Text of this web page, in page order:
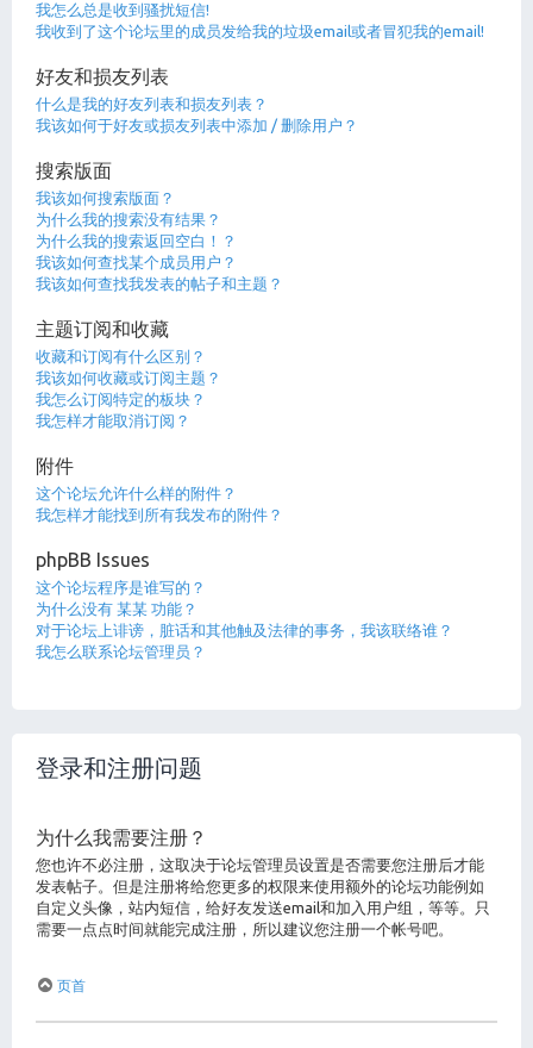
我怎么总是收到骚扰短信!
我收到了这个论坛里的成员发给我的垃圾email或者冒犯我的email!
好友和损友列表
什么是我的好友列表和损友列表？
我该如何于好友或损友列表中添加 / 删除用户？
搜索版面
我该如何搜索版面？
为什么我的搜索没有结果？
为什么我的搜索返回空白！？
我该如何查找某个成员用户？
我该如何查找我发表的帖子和主题？
主题订阅和收藏
收藏和订阅有什么区别？
我该如何收藏或订阅主题？
我怎么订阅特定的板块？
我怎样才能取消订阅？
附件
这个论坛允许什么样的附件？
我怎样才能找到所有我发布的附件？
phpBB Issues
这个论坛程序是谁写的？
为什么没有 某某 功能？
对于论坛上诽谤，脏话和其他触及法律的事务，我该联络谁？
我怎么联系论坛管理员？
登录和注册问题
为什么我需要注册？
您也许不必注册，这取决于论坛管理员设置是否需要您注册后才能
发表帖子。但是注册将给您更多的权限来使用额外的论坛功能例如
自定义头像，站内短信，给好友发送email和加入用户组，等等。只
需要一点点时间就能完成注册，所以建议您注册一个帐号吧。
页首